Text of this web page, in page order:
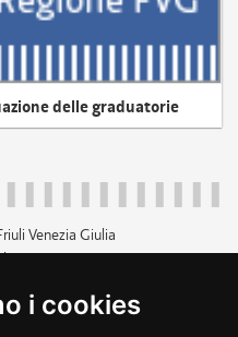
i cookies
delle graduatorie
Venezia Giulia
00526040324